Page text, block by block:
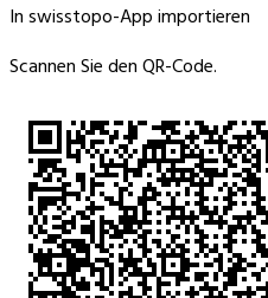
In swisstopo-App importieren
Scannen Sie den QR-Code.